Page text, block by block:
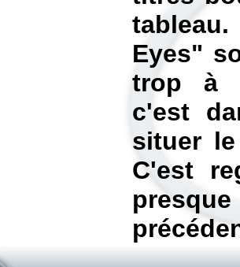
Eyes"
trop à
c'est
situer
C'est